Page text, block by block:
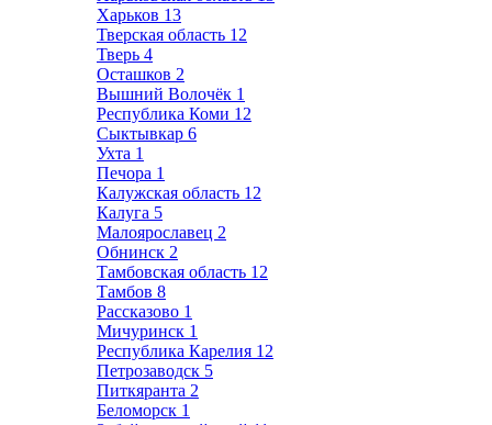
Харьков 13
Тверская область 12
Тверь 4
Осташков 2
Вышний Волочёк 1
Республика Коми 12
Сыктывкар 6
Ухта 1
Печора 1
Калужская область 12
Калуга 5
Малоярославец 2
Обнинск 2
Тамбовская область 12
Тамбов 8
Рассказово 1
Мичуринск 1
Республика Карелия 12
Петрозаводск 5
Питкяранта 2
Беломорск 1